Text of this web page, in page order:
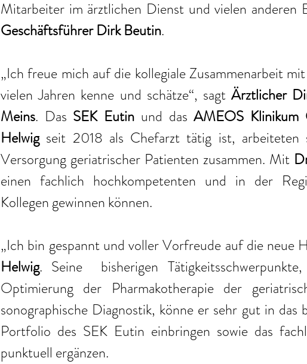
Geschäftsführer Dirk Beutin.
„Ich freue mich auf die kollegiale Zusammenarbeit mit
vielen Jahren kenne und schätze“, sagt Ärztlicher
Meins. Das SEK Eutin und das AMEOS Klinikum
Helwig seit 2018 als Chefarzt tätig ist,
Versorgung geriatrischer Patienten zusammen. Mit
einen fachlich hochkompetenten und in der
Kollegen gewinnen können.
„Ich bin gespannt und voller Vorfreude auf die neue
Helwig. Seine  bisherigen
Optimierung der Pharmakotherapie der
sonographische Diagnostik, könne er sehr gut in das
Portfolio des SEK Eutin einbringen sowie das
punktuell ergänzen.